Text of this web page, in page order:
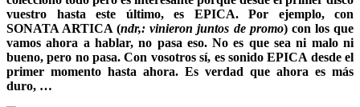
vuestro hasta este último, es EPICA. Por ejemplo, con
SONATA ARTICA (ndr,: vinieron juntos de promo) con los que
vamos ahora a hablar, no pasa eso. No es que sea ni malo ni
bueno, pero no pasa. Con vosotros sí, es sonido EPICA desde el
primer momento hasta ahora. Es verdad que ahora es más
duro, …